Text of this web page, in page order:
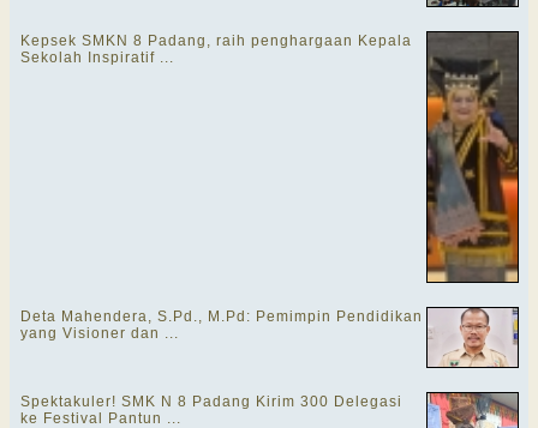
Kepsek SMKN 8 Padang, raih penghargaan Kepala
Sekolah Inspiratif ...
Deta Mahendera, S.Pd., M.Pd: Pemimpin Pendidikan
yang Visioner dan ...
Spektakuler! SMK N 8 Padang Kirim 300 Delegasi
ke Festival Pantun ...